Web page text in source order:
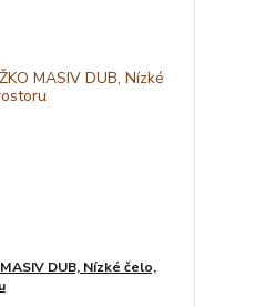
DUB, Nízké čelo,